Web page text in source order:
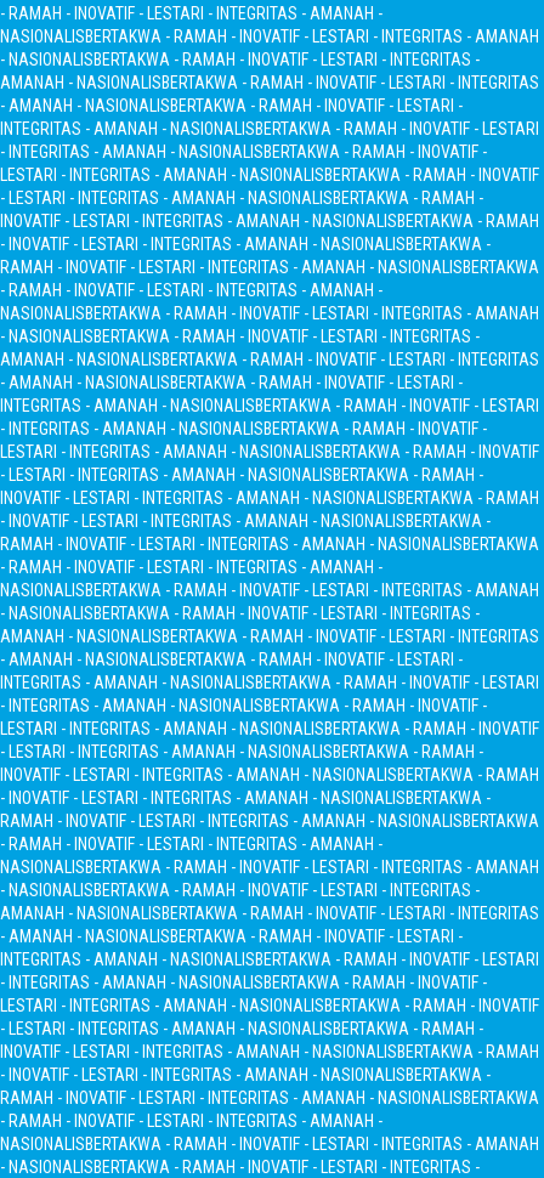
- RAMAH - INOVATIF - LESTARI - INTEGRITAS - AMANAH -
NASIONALISBERTAKWA - RAMAH - INOVATIF - LESTARI - INTEGRITAS - AMANAH
- NASIONALISBERTAKWA - RAMAH - INOVATIF - LESTARI - INTEGRITAS -
AMANAH - NASIONALISBERTAKWA - RAMAH - INOVATIF - LESTARI - INTEGRITAS
- AMANAH - NASIONALISBERTAKWA - RAMAH - INOVATIF - LESTARI -
INTEGRITAS - AMANAH - NASIONALISBERTAKWA - RAMAH - INOVATIF - LESTARI
- INTEGRITAS - AMANAH - NASIONALISBERTAKWA - RAMAH - INOVATIF -
LESTARI - INTEGRITAS - AMANAH - NASIONALISBERTAKWA - RAMAH - INOVATIF
- LESTARI - INTEGRITAS - AMANAH - NASIONALISBERTAKWA - RAMAH -
INOVATIF - LESTARI - INTEGRITAS - AMANAH - NASIONALISBERTAKWA - RAMAH
- INOVATIF - LESTARI - INTEGRITAS - AMANAH - NASIONALISBERTAKWA -
RAMAH - INOVATIF - LESTARI - INTEGRITAS - AMANAH - NASIONALISBERTAKWA
- RAMAH - INOVATIF - LESTARI - INTEGRITAS - AMANAH -
NASIONALISBERTAKWA - RAMAH - INOVATIF - LESTARI - INTEGRITAS - AMANAH
- NASIONALISBERTAKWA - RAMAH - INOVATIF - LESTARI - INTEGRITAS -
AMANAH - NASIONALISBERTAKWA - RAMAH - INOVATIF - LESTARI - INTEGRITAS
- AMANAH - NASIONALISBERTAKWA - RAMAH - INOVATIF - LESTARI -
INTEGRITAS - AMANAH - NASIONALISBERTAKWA - RAMAH - INOVATIF - LESTARI
- INTEGRITAS - AMANAH - NASIONALISBERTAKWA - RAMAH - INOVATIF -
LESTARI - INTEGRITAS - AMANAH - NASIONALISBERTAKWA - RAMAH - INOVATIF
- LESTARI - INTEGRITAS - AMANAH - NASIONALISBERTAKWA - RAMAH -
INOVATIF - LESTARI - INTEGRITAS - AMANAH - NASIONALISBERTAKWA - RAMAH
- INOVATIF - LESTARI - INTEGRITAS - AMANAH - NASIONALISBERTAKWA -
RAMAH - INOVATIF - LESTARI - INTEGRITAS - AMANAH - NASIONALISBERTAKWA
- RAMAH - INOVATIF - LESTARI - INTEGRITAS - AMANAH -
NASIONALISBERTAKWA - RAMAH - INOVATIF - LESTARI - INTEGRITAS - AMANAH
- NASIONALISBERTAKWA - RAMAH - INOVATIF - LESTARI - INTEGRITAS -
AMANAH - NASIONALISBERTAKWA - RAMAH - INOVATIF - LESTARI - INTEGRITAS
- AMANAH - NASIONALISBERTAKWA - RAMAH - INOVATIF - LESTARI -
INTEGRITAS - AMANAH - NASIONALISBERTAKWA - RAMAH - INOVATIF - LESTARI
- INTEGRITAS - AMANAH - NASIONALISBERTAKWA - RAMAH - INOVATIF -
LESTARI - INTEGRITAS - AMANAH - NASIONALISBERTAKWA - RAMAH - INOVATIF
- LESTARI - INTEGRITAS - AMANAH - NASIONALISBERTAKWA - RAMAH -
INOVATIF - LESTARI - INTEGRITAS - AMANAH - NASIONALISBERTAKWA - RAMAH
- INOVATIF - LESTARI - INTEGRITAS - AMANAH - NASIONALISBERTAKWA -
RAMAH - INOVATIF - LESTARI - INTEGRITAS - AMANAH - NASIONALISBERTAKWA
- RAMAH - INOVATIF - LESTARI - INTEGRITAS - AMANAH -
NASIONALISBERTAKWA - RAMAH - INOVATIF - LESTARI - INTEGRITAS - AMANAH
- NASIONALISBERTAKWA - RAMAH - INOVATIF - LESTARI - INTEGRITAS -
AMANAH - NASIONALISBERTAKWA - RAMAH - INOVATIF - LESTARI - INTEGRITAS
- AMANAH - NASIONALISBERTAKWA - RAMAH - INOVATIF - LESTARI -
INTEGRITAS - AMANAH - NASIONALISBERTAKWA - RAMAH - INOVATIF - LESTARI
- INTEGRITAS - AMANAH - NASIONALISBERTAKWA - RAMAH - INOVATIF -
LESTARI - INTEGRITAS - AMANAH - NASIONALISBERTAKWA - RAMAH - INOVATIF
- LESTARI - INTEGRITAS - AMANAH - NASIONALISBERTAKWA - RAMAH -
INOVATIF - LESTARI - INTEGRITAS - AMANAH - NASIONALISBERTAKWA - RAMAH
- INOVATIF - LESTARI - INTEGRITAS - AMANAH - NASIONALISBERTAKWA -
RAMAH - INOVATIF - LESTARI - INTEGRITAS - AMANAH - NASIONALISBERTAKWA
- RAMAH - INOVATIF - LESTARI - INTEGRITAS - AMANAH -
NASIONALISBERTAKWA - RAMAH - INOVATIF - LESTARI - INTEGRITAS - AMANAH
- NASIONALISBERTAKWA - RAMAH - INOVATIF - LESTARI - INTEGRITAS -